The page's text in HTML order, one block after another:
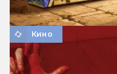
Кино